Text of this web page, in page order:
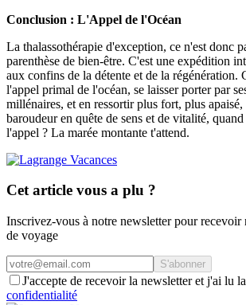
Conclusion : L'Appel de l'Océan
La thalassothérapie d'exception, ce n'est donc
parenthèse de bien-être. C'est une expédition
aux confins de la détente et de la régénération.
l'appel primal de l'océan, se laisser porter par
millénaires, et en ressortir plus fort, plus
baroudeur en quête de sens et de vitalité,
l'appel ? La marée montante t'attend.
Cet article vous a plu ?
Inscrivez-vous à notre newsletter pour recevoir
de voyage
S'abonner
J'accepte de recevoir la newsletter et j'ai lu la
confidentialité